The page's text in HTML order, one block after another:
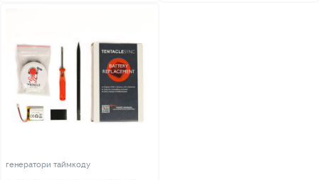
генератори таймкоду